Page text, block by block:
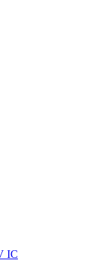
IC